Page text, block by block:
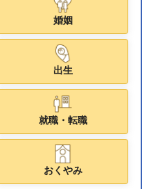
婚姻
出生
就職・転職
おくやみ